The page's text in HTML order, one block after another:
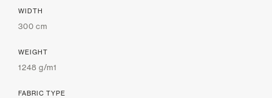
WIDTH
300 cm
WEIGHT
1248 g/m1
FABRIC TYPE